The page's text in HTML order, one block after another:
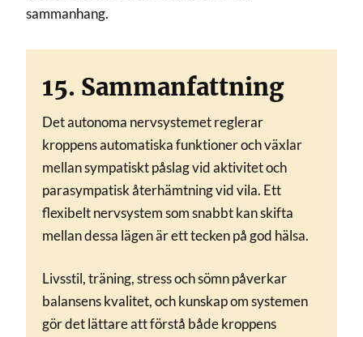
sammanhang.
15. Sammanfattning
Det autonoma nervsystemet reglerar
kroppens automatiska funktioner och växlar
mellan sympatiskt påslag vid aktivitet och
parasympatisk återhämtning vid vila. Ett
flexibelt nervsystem som snabbt kan skifta
mellan dessa lägen är ett tecken på god hälsa.
Livsstil, träning, stress och sömn påverkar
balansens kvalitet, och kunskap om systemen
gör det lättare att förstå både kroppens